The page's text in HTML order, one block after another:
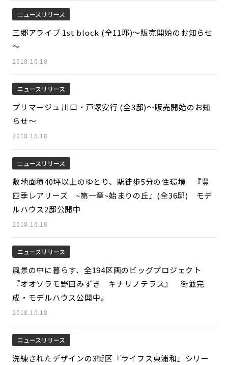
ニュースリリース
三郷アライブ 1st block (全11邸)～販売開始のお知らせ
～
2018.10.18
ニュースリリース
プリマージュ 川口・戸塚安行 (全3邸)～販売開始のお知
らせ～
2018.10.18
ニュースリリース
敷地面積40坪以上のゆとり、駅徒歩5分の住環境 『豊
四季レアリーズ ~第一章~始まりの丘』(全36邸) モデ
ルハウス2邸公開中
2018.10.18
ニュースリリース
風景の中に暮らす、全194区画のビッグプロジェクト
『オオソラモ野田みずき キナリノテラス』 街並完
成・モデルハウス公開中。
2018.10.18
ニュースリリース
洗練されたデザインの3街区『ライフス東浦和』シリー